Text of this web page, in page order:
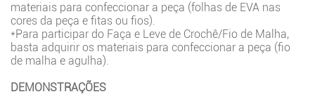
materiais para confeccionar a peça (folhas de EVA nas
cores da peça e fitas ou fios).
*Para participar do Faça e Leve de Crochê/Fio de Malha,
basta adquirir os materiais para confeccionar a peça (fio
de malha e agulha).
DEMONSTRAÇÕES